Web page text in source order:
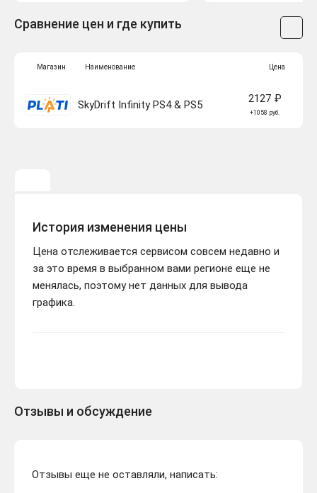
Сравнение цен и где купить
Магазин Наименование Цена
SkyDrift Infinity PS4 & PS5 2127 ₽
+1058 руб.
История изменения цены
Цена отслеживается сервисом совсем недавно и
за это время в выбранном вами регионе еще не
менялась, поэтому нет данных для вывода
графика.
Отзывы и обсуждение
Отзывы еще не оставляли, написать: